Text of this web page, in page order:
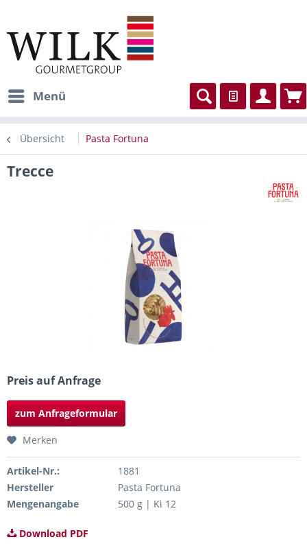
Menü
Übersicht Pasta Fortuna
Trecce
Preis auf Anfrage
zum Anfrageformular
Merken
Artikel-Nr.:
1881
Hersteller
Pasta Fortuna
Mengenangabe
500 g | Ki 12
Download PDF